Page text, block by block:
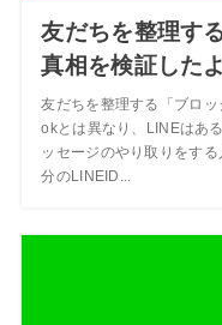
友だちを整理す
真相を検証したよ
友だちを整理する「ブロ
okとは異なり、LINEはあ
ッセージのやり取りをす
分のLINEID...